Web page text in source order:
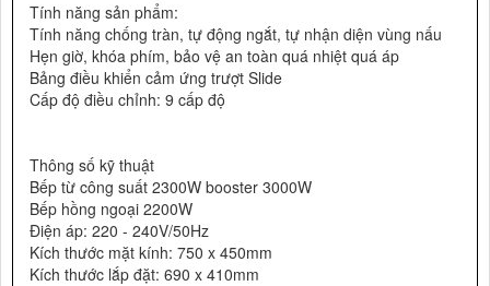
Tính năng sản phẩm:
Tính năng chống tràn, tự động ngắt, tự nhận diện vùng nấu
Hẹn giờ, khóa phím, bảo vệ an toàn quá nhiệt quá áp
Bảng điều khiển cảm ứng trượt Slide
Cấp độ điều chỉnh: 9 cấp độ
Thông số kỹ thuật
Bếp từ công suất 2300W booster 3000W
Bếp hồng ngoại 2200W
Điện áp: 220 - 240V/50Hz
Kích thước mặt kính: 750 x 450mm
Kích thước lắp đặt: 690 x 410mm